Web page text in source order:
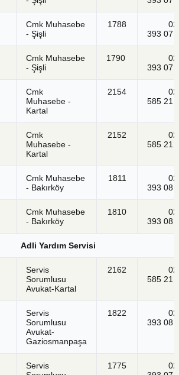
Cmk Muhasebe
- Şişli
1788
393 07
Cmk Muhasebe
- Şişli
1790
393 07
Cmk
Muhasebe -
Kartal
2154
585 21
Cmk
Muhasebe -
Kartal
2152
585 21
Cmk Muhasebe
- Bakırköy
1811
393 08
Cmk Muhasebe
- Bakırköy
1810
393 08
Adli Yardım Servisi
Servis
Sorumlusu
Avukat-Kartal
2162
585 21
Servis
Sorumlusu
Avukat-
Gaziosmanpaşa
1822
393 08
Servis
1775